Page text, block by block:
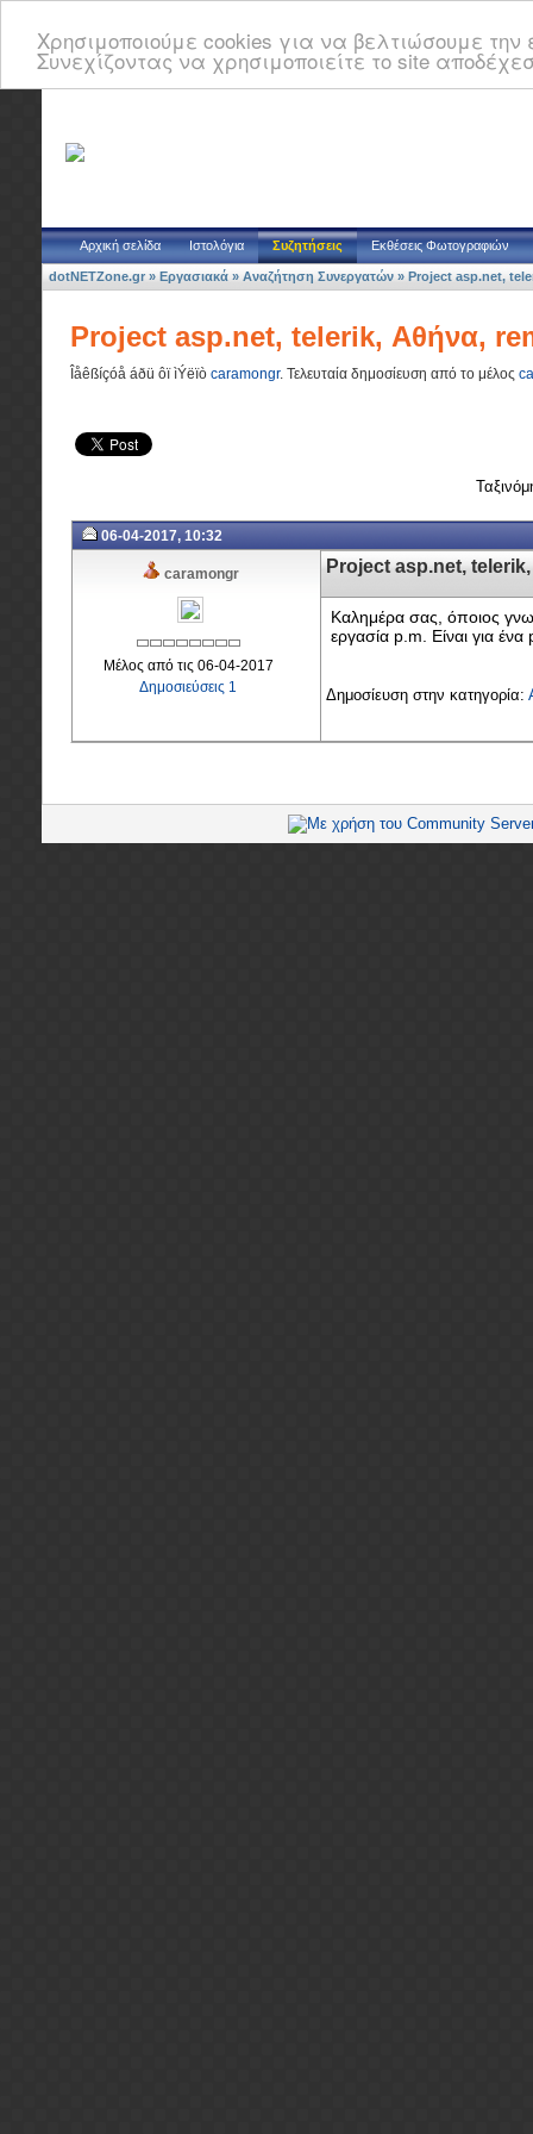
Χρησιμοποιούμε cookies για να βελτιώσουμε
Συνεχίζοντας να χρησιμοποιείτε το site
Αρχική σελίδα Ιστολόγια Συζητήσεις Εκθέσεις Φωτογραφιών
dotNETZone.gr » Εργασιακά » Αναζήτηση Συνεργατών » Project asp.net,
Project asp.net, telerik, Αθήνα,
Îåêßíçóå áðü ôï ìÝëïò caramongr. Τελευταία δημοσίευση από το μέλος
06-04-2017, 10:32
caramongr
Μέλος από τις 06-04-2017
Δημοσιεύσεις 1
Project asp.net,
Καλημέρα σας, όποιος
εργασία p.m. Είναι για
Δημοσίευση στην κατηγορία: